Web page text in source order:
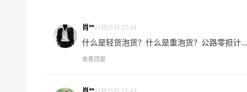
优质
汽运
电仪
元/票
元/公斤
肖**07月25日 22:44
什么是轻货泡货？什么是重泡货？公路零担计...
查看回复